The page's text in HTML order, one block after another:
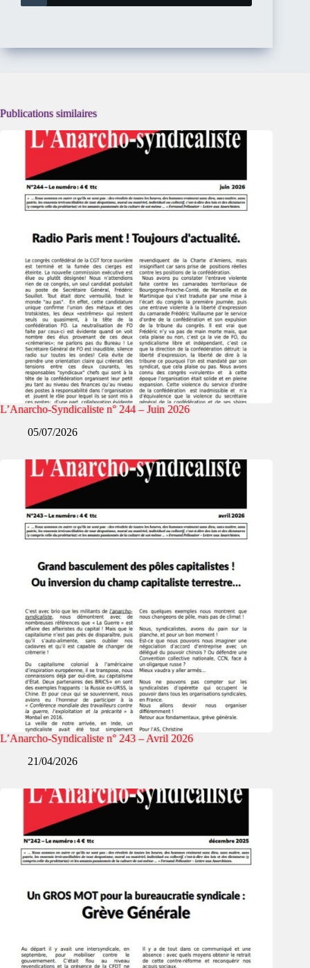
Publications similaires
L’Anarcho-Syndicaliste n° 244 – Juin 2026
05/07/2026
L’Anarcho-Syndicaliste n° 243 – Avril 2026
21/04/2026